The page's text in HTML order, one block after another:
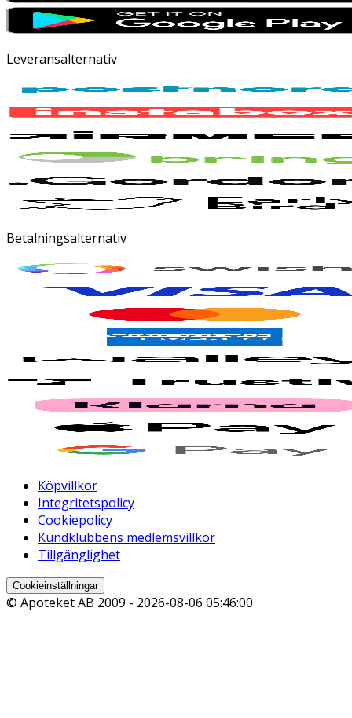
Leveransalternativ
Betalningsalternativ
Köpvillkor
Integritetspolicy
Cookiepolicy
Kundklubbens medlemsvillkor
Tillgänglighet
Cookieinställningar
© Apoteket AB 2009 - 2026-08-06 05:46:00